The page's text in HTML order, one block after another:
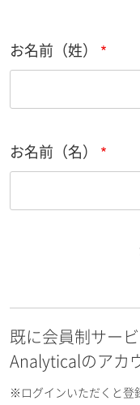
お名前（姓）
お名前（名）
お名前フリガナ（名）
既に会員制サー
Analyticalのアカ
※ログインいただくと登